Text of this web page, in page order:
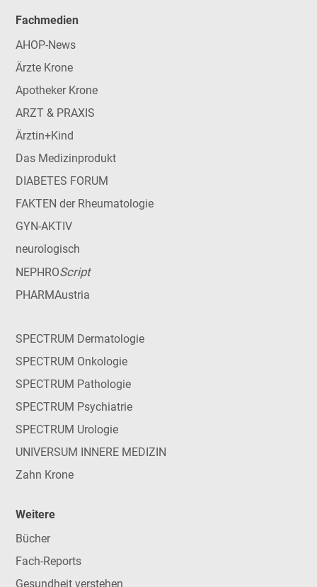
Fachmedien
AHOP-News
Ärzte Krone
Apotheker Krone
ARZT & PRAXIS
Ärztin+Kind
Das Medizinprodukt
DIABETES FORUM
FAKTEN der Rheumatologie
GYN-AKTIV
neurologisch
NEPHROScript
PHARMAustria
SPECTRUM Dermatologie
SPECTRUM Onkologie
SPECTRUM Pathologie
SPECTRUM Psychiatrie
SPECTRUM Urologie
UNIVERSUM INNERE MEDIZIN
Zahn Krone
Weitere
Bücher
Fach-Reports
Gesundheit verstehen